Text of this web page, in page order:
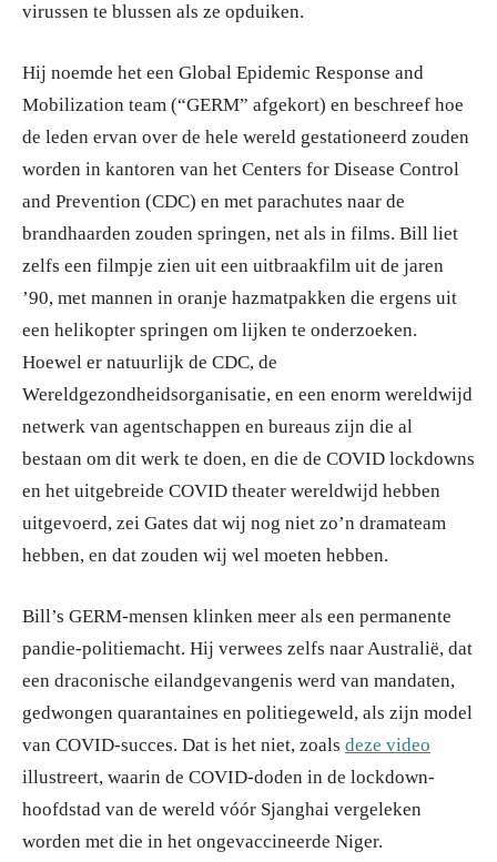
virussen te blussen als ze opduiken.
Hij noemde het een Global Epidemic Response and
Mobilization team (“GERM” afgekort) en beschreef hoe
de leden ervan over de hele wereld gestationeerd zouden
worden in kantoren van het Centers for Disease Control
and Prevention (CDC) en met parachutes naar de
brandhaarden zouden springen, net als in films. Bill liet
zelfs een filmpje zien uit een uitbraakfilm uit de jaren
’90, met mannen in oranje hazmatpakken die ergens uit
een helikopter springen om lijken te onderzoeken.
Hoewel er natuurlijk de CDC, de
Wereldgezondheidsorganisatie, en een enorm wereldwijd
netwerk van agentschappen en bureaus zijn die al
bestaan om dit werk te doen, en die de COVID lockdowns
en het uitgebreide COVID theater wereldwijd hebben
uitgevoerd, zei Gates dat wij nog niet zo’n dramateam
hebben, en dat zouden wij wel moeten hebben.
Bill’s GERM-mensen klinken meer als een permanente
pandie-politiemacht. Hij verwees zelfs naar Australië, dat
een draconische eilandgevangenis werd van mandaten,
gedwongen quarantaines en politiegeweld, als zijn model
van COVID-succes. Dat is het niet, zoals deze video
illustreert, waarin de COVID-doden in de lockdown-
hoofdstad van de wereld vóór Sjanghai vergeleken
worden met die in het ongevaccineerde Niger.